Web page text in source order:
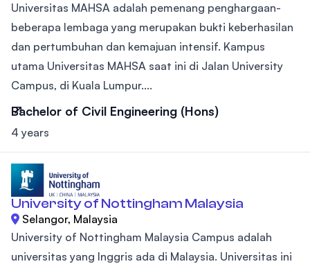
Universitas MAHSA adalah pemenang penghargaan-
beberapa lembaga yang merupakan bukti keberhasilan
dan pertumbuhan dan kemajuan intensif. Kampus
utama Universitas MAHSA saat ini di Jalan University
Campus, di Kuala Lumpur....
Bachelor of Civil Engineering (Hons)
4 years
University of Nottingham Malaysia
Selangor, Malaysia
University of Nottingham Malaysia Campus adalah
universitas yang Inggris ada di Malaysia. Universitas ini